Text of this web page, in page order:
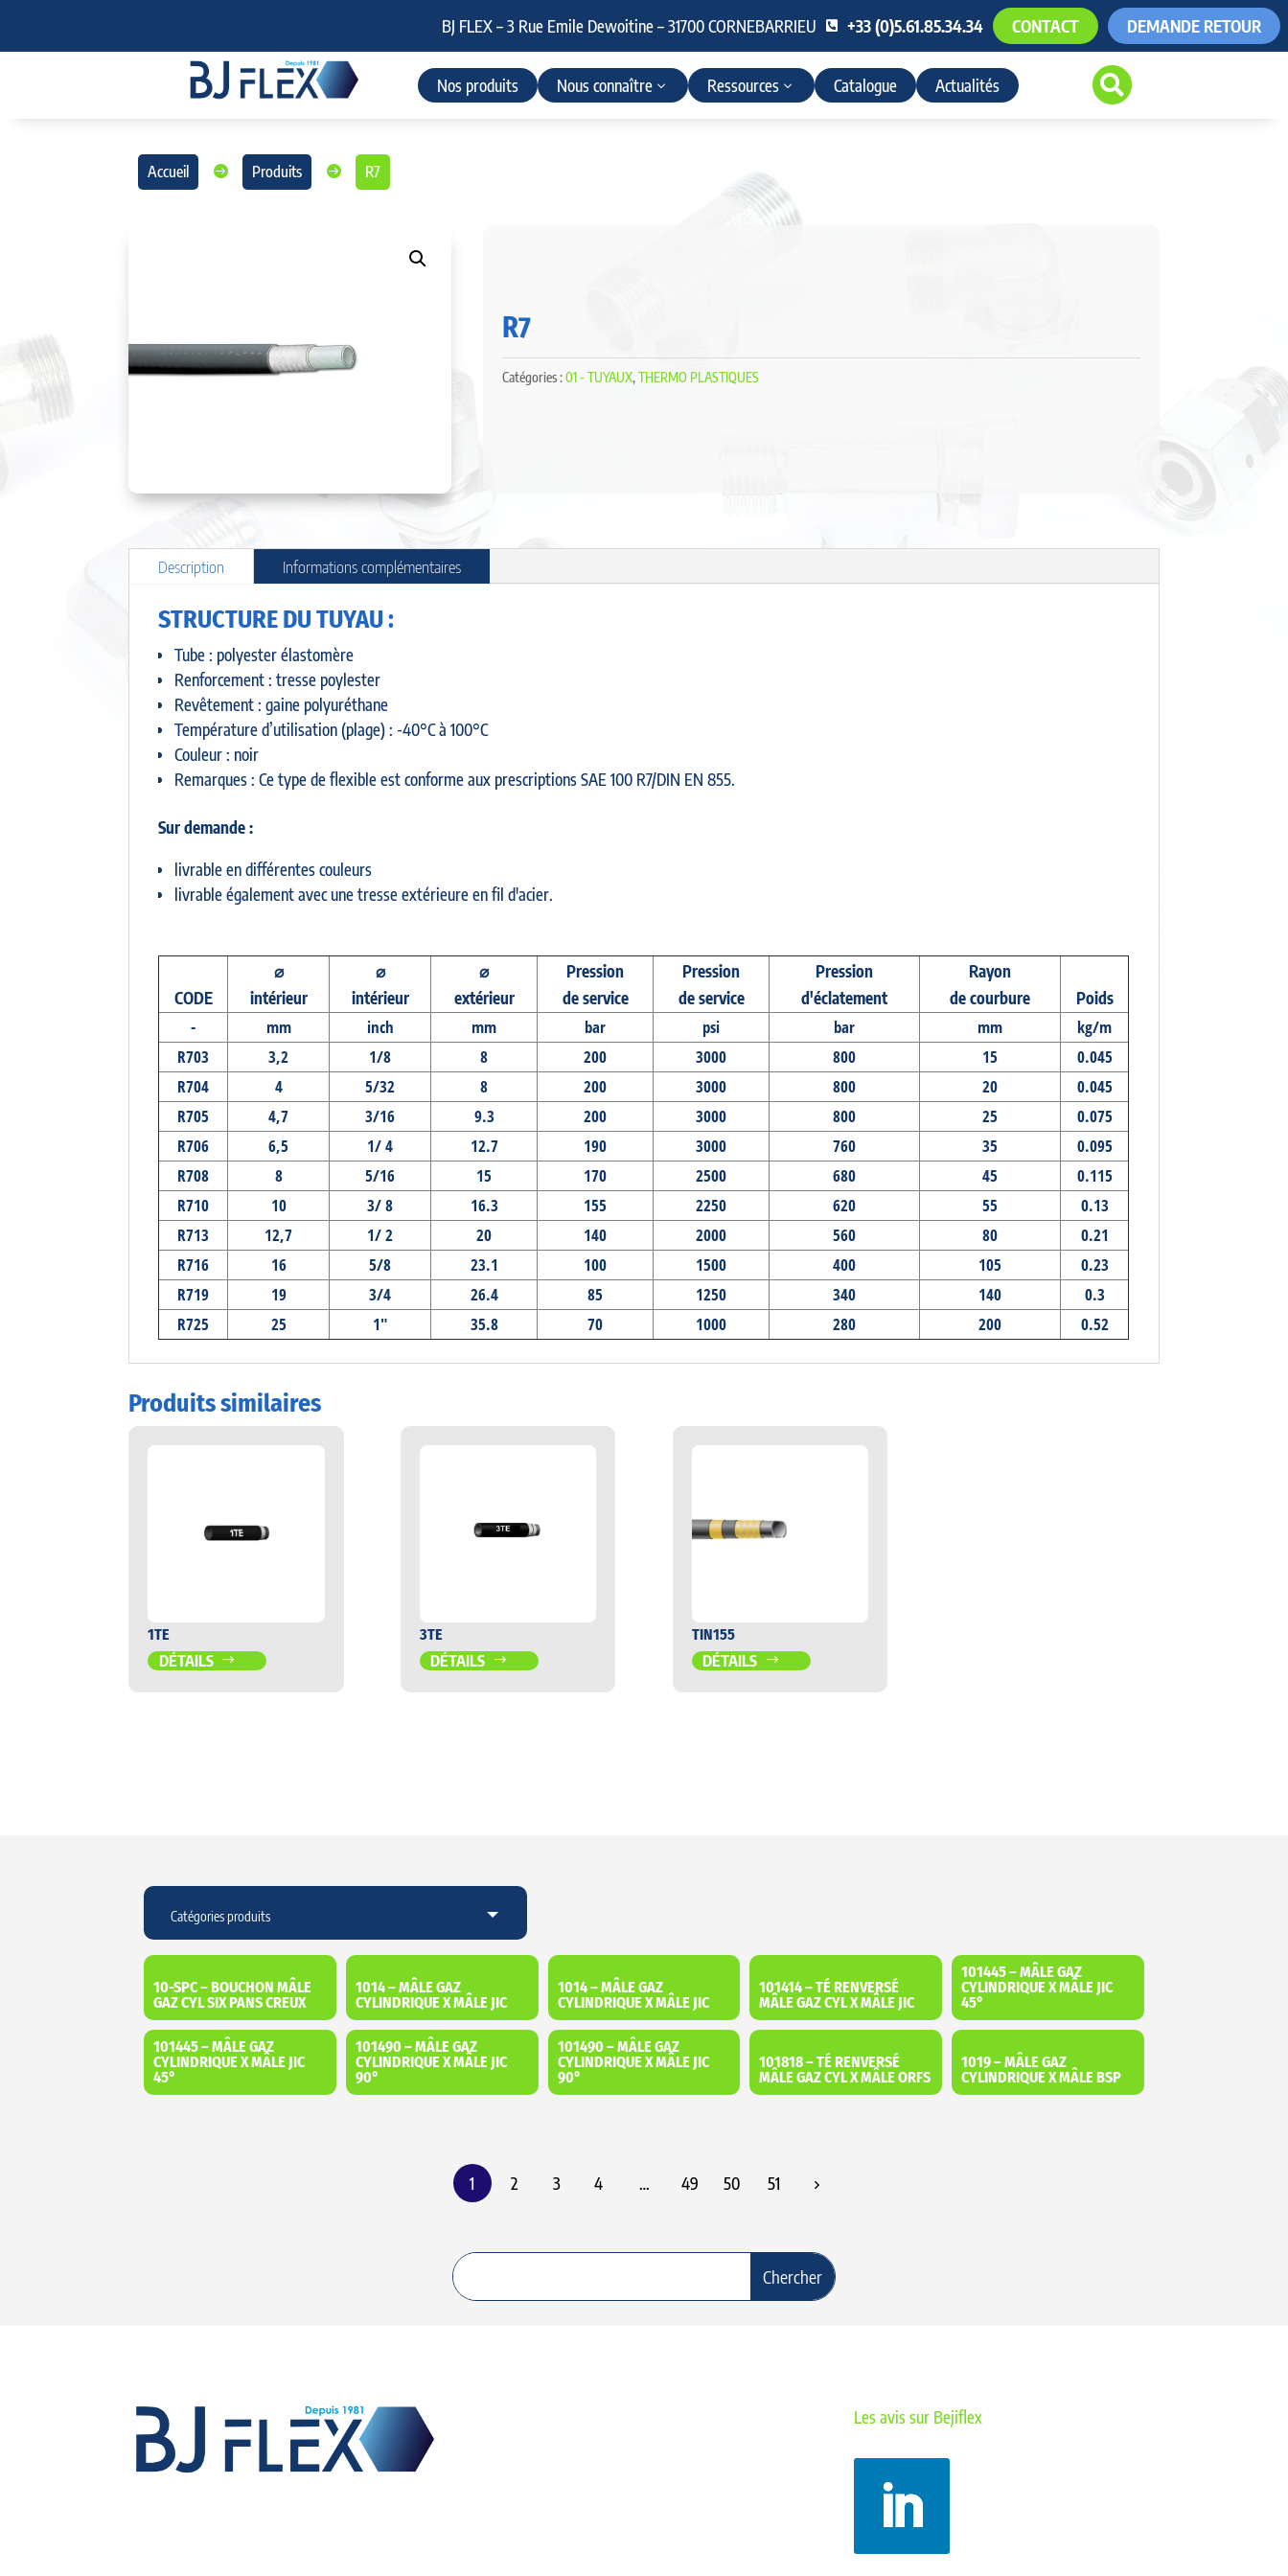
BJ FLEX – 3 Rue Emile Dewoitine – 31700 CORNEBARRIEU  +33 (0)5.61.85.34.34 CONTACT DEMANDE RETOUR
Nos produits Nous connaître Ressources Catalogue Actualités 
Accueil  Produits  R7
R7
Catégories : 01 - TUYAUX,THERMO PLASTIQUES
Description Informations complémentaires
STRUCTURE DU TUYAU :
Tube : polyester élastomère
Renforcement : tresse poylester
Revêtement : gaine polyuréthane
Température d’utilisation (plage) : -40°C à 100°C
Couleur : noir
Remarques : Ce type de flexible est conforme aux prescriptions SAE 100 R7/DIN EN 855.
Sur demande :
livrable en différentes couleurs
livrable également avec une tresse extérieure en fil d'acier.
CODE
⌀
intérieur
⌀
intérieur
⌀
extérieur
Pression
de service
Pression
de service
Pression
d'éclatement
Rayon
de courbure
Poids
- mm inch mm bar psi bar mm
kg/m
R703
3,2 1/8 8 200 3000 800 15
0.045
R704
4 5/32 8 200 3000 800 20
0.045
R705
4,7 3/16 9.3 200 3000 800 25
0.075
R706
6,5 1/ 4 12.7 190 3000 760 35
0.095
R708
8 5/16 15 170 2500 680 45
0.115
R710
10 3/ 8 16.3 155 2250 620 55
0.13
R713
12,7 1/ 2 20 140 2000 560 80
0.21
R716
16 5/8 23.1 100 1500 400 105
0.23
R719
19 3/4 26.4 85 1250 340 140
0.3
R725
25 1" 35.8 70 1000 280 200 0.52
Produits similaires
1TE
DÉTAILS
3TE
DÉTAILS
TIN155
DÉTAILS
10-SPC – BOUCHON MÂLE
GAZ CYL SIX PANS CREUX
1014 – MÂLE GAZ
CYLINDRIQUE X MÂLE JIC
1014 – MÂLE GAZ
CYLINDRIQUE X MÂLE JIC
101414 – TÉ RENVERSÉ
MÂLE GAZ CYL X MÂLE JIC
101445 – MÂLE GAZ
CYLINDRIQUE X MÂLE JIC
45°
101445 – MÂLE GAZ
CYLINDRIQUE X MÂLE JIC
45°
101490 – MÂLE GAZ
CYLINDRIQUE X MÂLE JIC
90°
101490 – MÂLE GAZ
CYLINDRIQUE X MÂLE JIC
90°
101818 – TÉ RENVERSÉ
MÂLE GAZ CYL X MÂLE ORFS
1019 – MÂLE GAZ
CYLINDRIQUE X MÂLE BSP
1 2 3 4 … 49 50 51
Les avis sur Bejiflex